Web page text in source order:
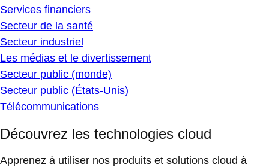
Services financiers
Secteur de la santé
Secteur industriel
Les médias et le divertissement
Secteur public (monde)
Secteur public (États-Unis)
Télécommunications
Découvrez les technologies cloud
Apprenez à utiliser nos produits et solutions cloud à